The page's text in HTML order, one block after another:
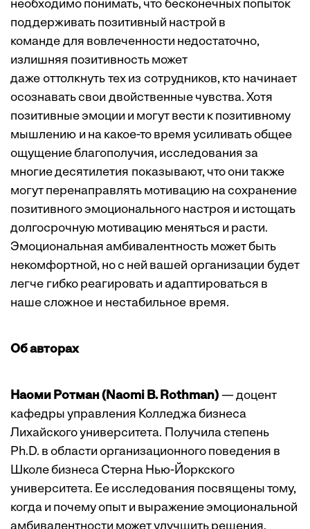
необходимо понимать, что бесконечных попыток
поддерживать позитивный настрой в
команде для вовлеченности недостаточно,
излишняя позитивность может
даже оттолкнуть тех из сотрудников, кто начинает
осознавать свои двойственные чувства. Хотя
позитивные эмоции и могут вести к позитивному
мышлению и на какое-то время усиливать общее
ощущение благополучия, исследования за
многие десятилетия показывают, что они также
могут перенаправлять мотивацию на сохранение
позитивного эмоционального настроя и истощать
долгосрочную мотивацию меняться и расти.
Эмоциональная амбивалентность может быть
некомфортной, но с ней вашей организации будет
легче гибко реагировать и адаптироваться в
наше сложное и нестабильное время.
Об авторах
Наоми Ротман (Naomi B. Rothman) — доцент
кафедры управления Колледжа бизнеса
Лихайского университета. Получила степень
Ph.D. в области организационного поведения в
Школе бизнеса Стерна Нью-Йоркского
университета. Ее исследования посвящены тому,
когда и почему опыт и выражение эмоциональной